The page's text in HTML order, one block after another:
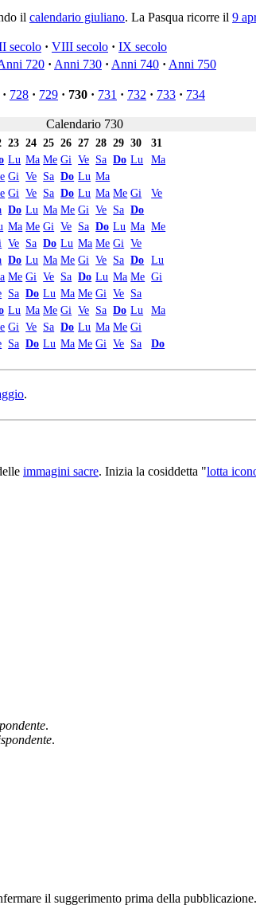
il calendario giuliano. La Pasqua ricorre il 9
secolo · VIII secolo · IX secolo
720 · Anni 730 · Anni 740 · Anni 750
· 728 · 729 · 730 · 731 · 732 · 733 · 734
Calendario 730
23 24 25 26 27 28 29 30
31
Lu Ma Me Gi Ve Sa Do Lu
Ma
Gi Ve Sa Do Lu Ma
Gi Ve Sa Do Lu Ma Me Gi
Ve
Do Lu Ma Me Gi Ve Sa Do
Ma Me Gi Ve Sa Do Lu Ma Me
Ve Sa Do Lu Ma Me Gi Ve
Do Lu Ma Me Gi Ve Sa Do Lu
Me Gi Ve Sa Do Lu Ma Me Gi
Sa Do Lu Ma Me Gi Ve Sa
Lu Ma Me Gi Ve Sa Do Lu
Ma
Gi Ve Sa Do Lu Ma Me Gi
Sa Do Lu Ma Me Gi Ve Sa Do
.
immagini sacre. Inizia la cosiddetta "lotta
.
.
il suggerimento prima della pubblicazione.